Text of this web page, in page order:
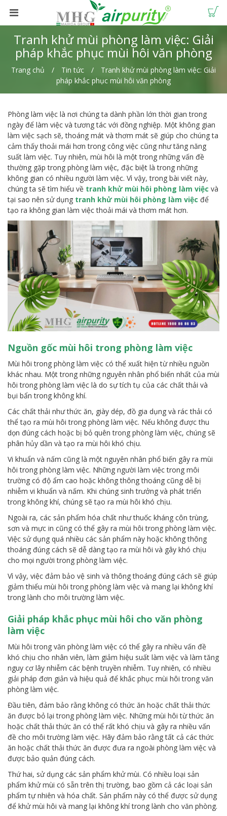
Tranh khử mùi phòng làm việc: Giải
pháp khắc phục mùi hôi văn phòng
Trang chủ Tin tức
Tranh khử mùi phòng làm việc: Giải
pháp khắc phục mùi hôi văn phòng
Phòng làm việc là nơi chúng ta dành phần lớn thời gian trong
ngày để làm việc và tương tác với đồng nghiệp. Một không gian
làm việc sạch sẽ, thoáng mát và thơm mát sẽ giúp cho chúng ta
cảm thấy thoải mái hơn trong công việc cũng như tăng năng
suất làm việc. Tuy nhiên, mùi hôi là một trong những vấn đề
thường gặp trong phòng làm việc, đặc biệt là trong những
không gian có nhiều người làm việc. Vì vậy, trong bài viết này,
chúng ta sẽ tìm hiểu về tranh khử mùi hôi phòng làm việc và
tại sao nên sử dụng tranh khử mùi hôi phòng làm việc để
tạo ra không gian làm việc thoải mái và thơm mát hơn.
Nguồn gốc mùi hôi trong phòng làm việc
Mùi hôi trong phòng làm việc có thể xuất hiện từ nhiều nguồn
khác nhau. Một trong những nguyên nhân phổ biến nhất của mùi
hôi trong phòng làm việc là do sự tích tụ của các chất thải và
bụi bẩn trong không khí.
Các chất thải như thức ăn, giày dép, đồ gia dụng và rác thải có
thể tạo ra mùi hôi trong phòng làm việc. Nếu không được thu
dọn đúng cách hoặc bị bỏ quên trong phòng làm việc, chúng sẽ
phân hủy dần và tạo ra mùi hôi khó chịu.
Vi khuẩn và nấm cũng là một nguyên nhân phổ biến gây ra mùi
hôi trong phòng làm việc. Những người làm việc trong môi
trường có độ ẩm cao hoặc không thông thoáng cũng dễ bị
nhiễm vi khuẩn và nấm. Khi chúng sinh trưởng và phát triển
trong không khí, chúng sẽ tạo ra mùi hôi khó chịu.
Ngoài ra, các sản phẩm hóa chất như thuốc kháng côn trùng,
sơn và mực in cũng có thể gây ra mùi hôi trong phòng làm việc.
Việc sử dụng quá nhiều các sản phẩm này hoặc không thông
thoáng đúng cách sẽ dễ dàng tạo ra mùi hôi và gây khó chịu
cho mọi người trong phòng làm việc.
Vì vậy, việc đảm bảo vệ sinh và thông thoáng đúng cách sẽ giúp
giảm thiểu mùi hôi trong phòng làm việc và mang lại không khí
trong lành cho môi trường làm việc.
Giải pháp khắc phục mùi hôi cho văn phòng
làm việc
Mùi hôi trong văn phòng làm việc có thể gây ra nhiều vấn đề
khó chịu cho nhân viên, làm giảm hiệu suất làm việc và làm tăng
nguy cơ lây nhiễm các bệnh truyền nhiễm. Tuy nhiên, có nhiều
giải pháp đơn giản và hiệu quả để khắc phục mùi hôi trong văn
phòng làm việc.
Đầu tiên, đảm bảo rằng không có thức ăn hoặc chất thải thức
ăn được bỏ lại trong phòng làm việc. Những mùi hôi từ thức ăn
hoặc chất thải thức ăn có thể rất khó chịu và gây ra nhiều vấn
đề cho môi trường làm việc. Hãy đảm bảo rằng tất cả các thức
ăn hoặc chất thải thức ăn được đưa ra ngoài phòng làm việc và
được bảo quản đúng cách.
Thứ hai, sử dụng các sản phẩm khử mùi. Có nhiều loại sản
phẩm khử mùi có sẵn trên thị trường, bao gồm cả các loại sản
phẩm tự nhiên và hóa chất. Sản phẩm này có thể được sử dụng
để khử mùi hôi và mang lại không khí trong lành cho văn phòng.